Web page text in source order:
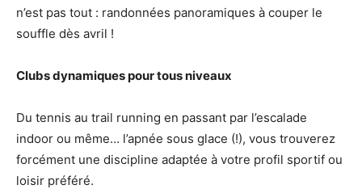
n’est pas tout : randonnées panoramiques à couper le
souffle dès avril !
Clubs dynamiques pour tous niveaux
Du tennis au trail running en passant par l’escalade
indoor ou même… l’apnée sous glace (!), vous trouverez
forcément une discipline adaptée à votre profil sportif ou
loisir préféré.